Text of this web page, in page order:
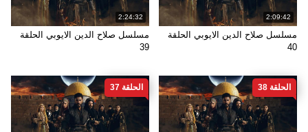
2:09:42
مسلسل صلاح الدين الايوبي الحلقة
40
2:24:32
مسلسل صلاح الدين الايوبي الحلقة
39
الحلقة 38 الحلقة 37